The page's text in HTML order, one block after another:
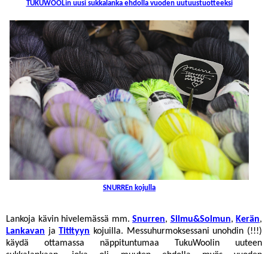
TUKUWOOLin uusi sukkalanka ehdolla vuoden uutuustuotteeksi
SNURREn kojulla
Lankoja kävin hivelemässä mm. Snurren, Silmu&Solmun, Kerän,
Lankavan jaTitityyn kojuilla. Messuhurmoksessani unohdin (!!!)
käydä ottamassa näppituntumaa TukuWoolin uuteen